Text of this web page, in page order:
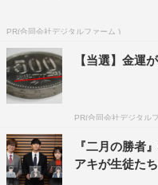
PR(合同会社デジタルファーム )
【当選】金運
PR(合同会社デジタル
『二月の勝者
アキが生徒た